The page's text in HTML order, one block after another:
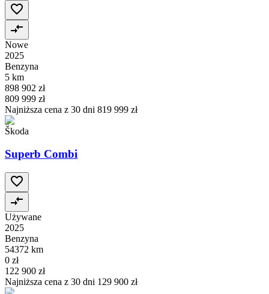
Nowe
2025
Benzyna
5 km
898 902 zł
809 999 zł
Najniższa cena z 30 dni 819 999 zł
Škoda
Superb Combi
Używane
2025
Benzyna
54372 km
0 zł
122 900 zł
Najniższa cena z 30 dni 129 900 zł